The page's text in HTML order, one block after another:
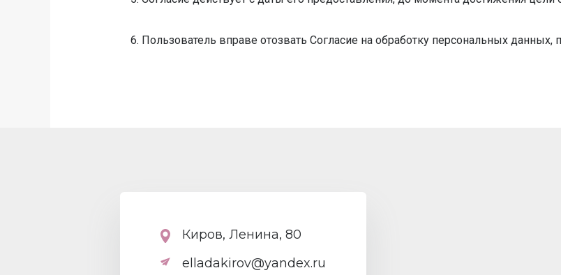
6. Пользователь вправе отозвать Согласие на обработку персональных
Киров, Ленина, 80
elladakirov@yandex.ru